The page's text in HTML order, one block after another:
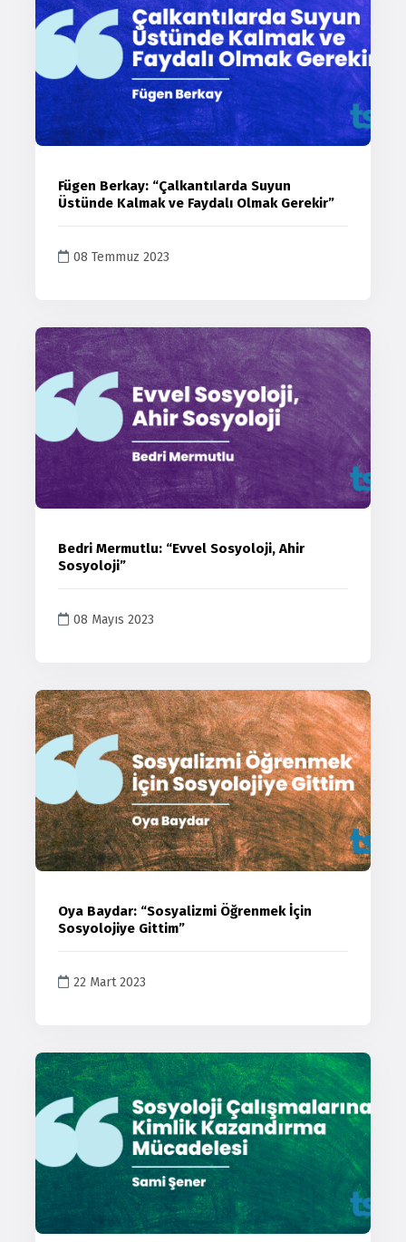
Fügen Berkay: “Çalkantılarda Suyun
Üstünde Kalmak ve Faydalı Olmak Gerekir”
08 Temmuz 2023
Bedri Mermutlu: “Evvel Sosyoloji, Ahir
Sosyoloji”
08 Mayıs 2023
Oya Baydar: “Sosyalizmi Öğrenmek İçin
Sosyolojiye Gittim”
22 Mart 2023